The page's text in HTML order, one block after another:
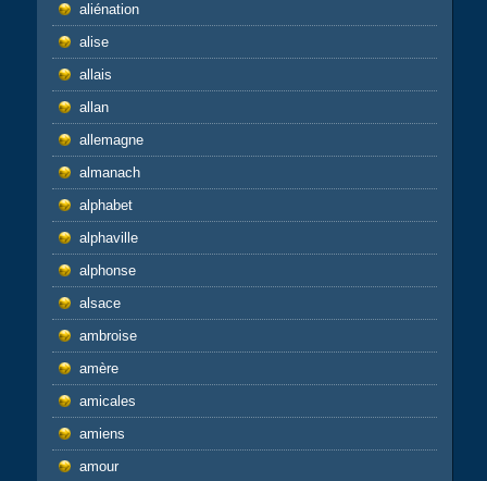
aliénation
alise
allais
allan
allemagne
almanach
alphabet
alphaville
alphonse
alsace
ambroise
amère
amicales
amiens
amour